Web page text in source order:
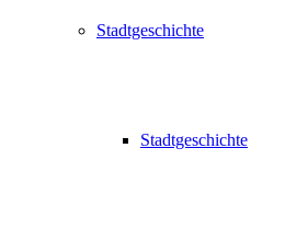
Stadtgeschichte
Stadtgeschichte